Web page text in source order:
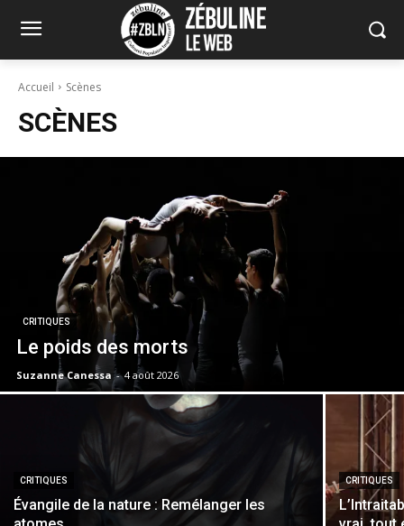
Accueil Scènes
SCÈNES
CRITIQUES
Le poids des morts
Suzanne Canessa - 4 août 2026
CRITIQUES
Évangile de la nature : Remélanger les
CRITIQUES